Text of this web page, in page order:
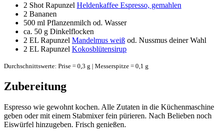
2 Shot Rapunzel Heldenkaffee Espresso, gemahlen
2 Bananen
500 ml Pflanzenmilch od. Wasser
ca. 50 g Dinkelflocken
2 EL Rapunzel Mandelmus weiß od. Nussmus deiner Wahl
2 EL Rapunzel Kokosblütensirup
Durchschnittswerte: Prise = 0,3 g | Messerspitze = 0,1 g
Zubereitung
Espresso wie gewohnt kochen. Alle Zutaten in die Küchenmaschine
geben oder mit einem Stabmixer fein pürieren. Nach Belieben noch
Eiswürfel hinzugeben. Frisch genießen.